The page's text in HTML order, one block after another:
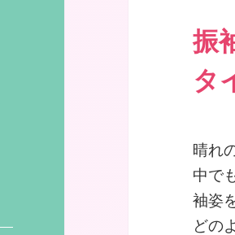
振
タ
晴れ
中で
袖姿
どの